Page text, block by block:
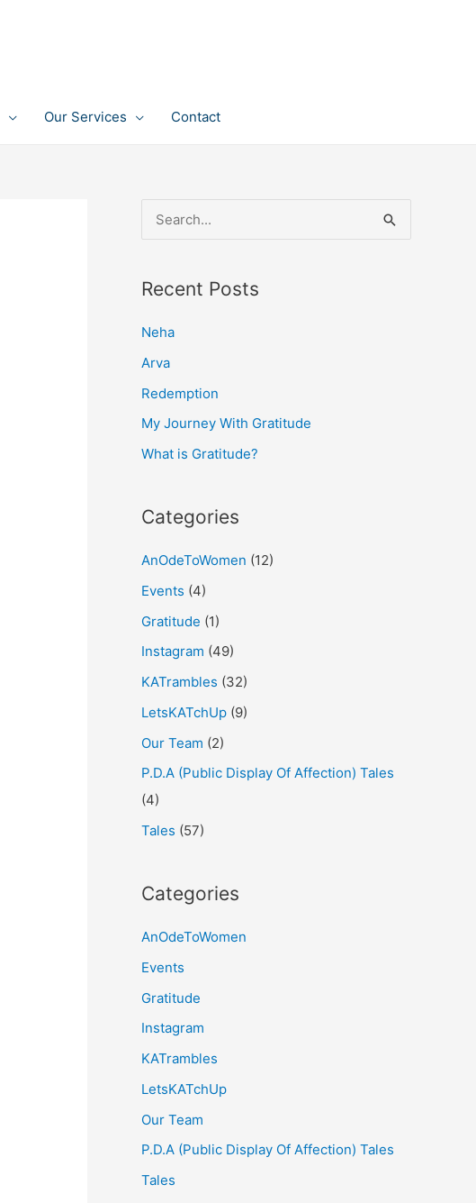
Our Services Contact
e
r
f
o
r
:
Recent Posts
Neha
Arva
Redemption
My Journey With Gratitude
What is Gratitude?
Categories
AnOdeToWomen (12)
Events (4)
Gratitude (1)
Instagram (49)
KATrambles (32)
LetsKATchUp (9)
Our Team (2)
P.D.A (Public Display Of Affection) Tales
(4)
Tales (57)
Categories
AnOdeToWomen
Events
Gratitude
Instagram
KATrambles
LetsKATchUp
Our Team
P.D.A (Public Display Of Affection) Tales
Tales